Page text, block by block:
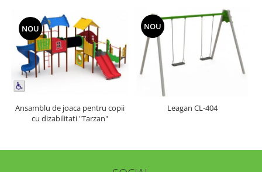
NOU
Ansamblu de joaca pentru copii
cu dizabilitati "Tarzan"
NOU
Leagan CL-404